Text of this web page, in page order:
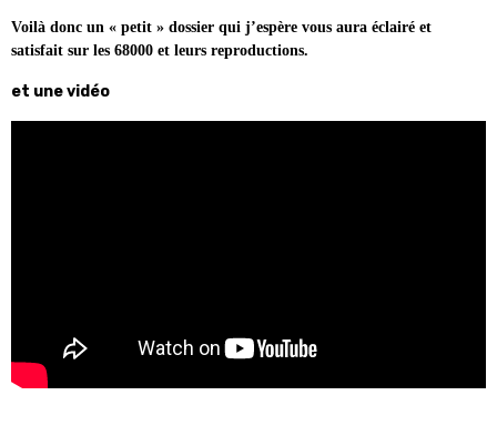
Voilà donc un « petit » dossier qui j’espère vous aura éclairé et
satisfait sur les 68000 et leurs reproductions.
et une vidéo